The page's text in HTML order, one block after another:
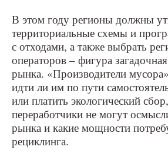
В этом году регионы должны
территориальные схемы и
с отходами, а также выбрать
операторов – фигура
рынка. «Производители
идти ли им по пути
или платить экологический
переработчики не могут
рынка и какие мощности
рециклинга.